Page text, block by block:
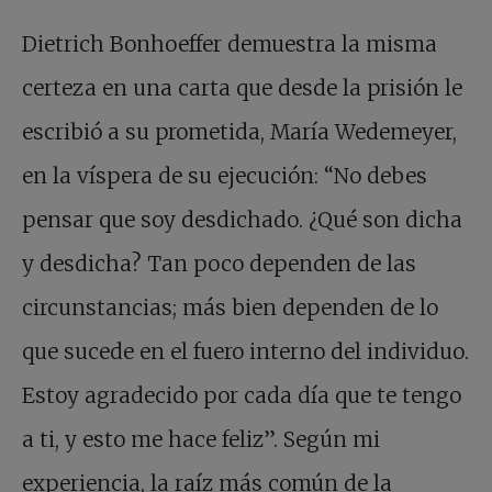
Dietrich Bonhoeffer demuestra la misma
certeza en una carta que desde la prisión le
escribió a su prometida, María Wedemeyer,
en la víspera de su ejecución: “No debes
pensar que soy desdichado. ¿Qué son dicha
y desdicha? Tan poco dependen de las
circunstancias; más bien dependen de lo
que sucede en el fuero interno del individuo.
Estoy agradecido por cada día que te tengo
a ti, y esto me hace feliz”. Según mi
experiencia, la raíz más común de la